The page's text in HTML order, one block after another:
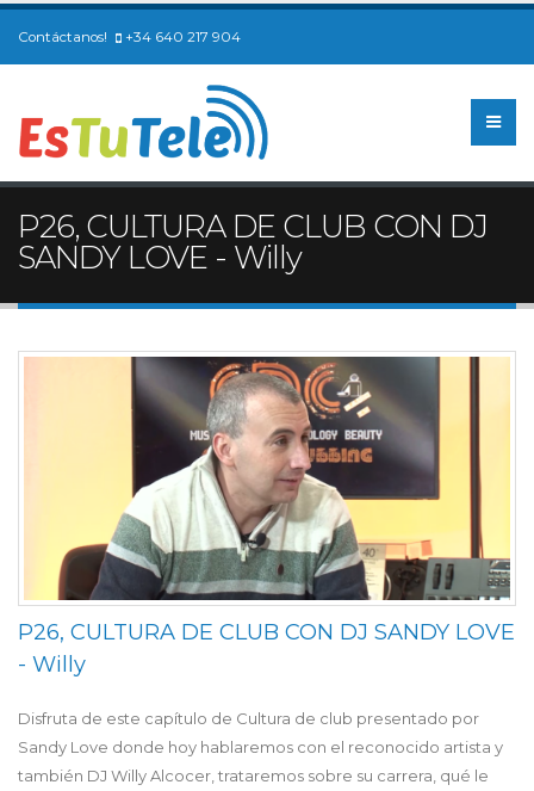
Contáctanos! +34 640 217 904
P26, CULTURA DE CLUB CON DJ
SANDY LOVE - Willy
P26, CULTURA DE CLUB CON DJ SANDY LOVE
- Willy
Disfruta de este capítulo de Cultura de club presentado por
Sandy Love donde hoy hablaremos con el reconocido artista y
también DJ Willy Alcocer, trataremos sobre su carrera, qué le